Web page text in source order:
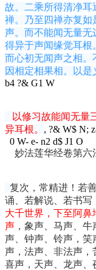
故。二乘所得清净耳
禅。乃至四禅亦复如
声。而不能闻无量无
得异于声闻缘觉耳根
而心初无闻声之相。
因相定相果相。以
b4 ?& G1 W
以修习故能闻无量
异耳根。 , ?& W$ N;
0 W- e- n2 d$ J1 O
妙法莲华经卷第六
复次，常精进！若
诵、若解说、若书写
大千世界，下至阿
声 ，象声、马声、
声、钟声、铃声，笑
声，法声、非法声，
喜声，天声、龙声、